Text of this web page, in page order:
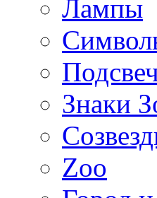
Лампы
Знаки
Zoo